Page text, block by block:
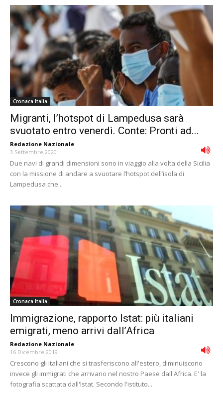
Cronaca Italia
Migranti, l’hotspot di Lampedusa sarà
svuotato entro venerdì. Conte: Pronti ad...
Redazione Nazionale -
3 Settembre 2020
Due navi di grandi dimensioni sono in viaggio alla volta della Sicilia
con la missione di andare a svuotare l’hotspot dell’isola di
Lampedusa che...
Cronaca Italia
Immigrazione, rapporto Istat: più italiani
emigrati, meno arrivi dall’Africa
Redazione Nazionale -
16 Dicembre 2019
Crescono gli italiani che si trasferiscono all'estero, diminuiscono
invece gli immigrati che arrivano nel nostro Paese dall'Africa. E' la
fotografia scattata dall'Istat. Secondo l'istituto...